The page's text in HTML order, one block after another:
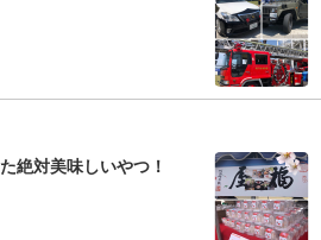
絶対美味しいやつ！